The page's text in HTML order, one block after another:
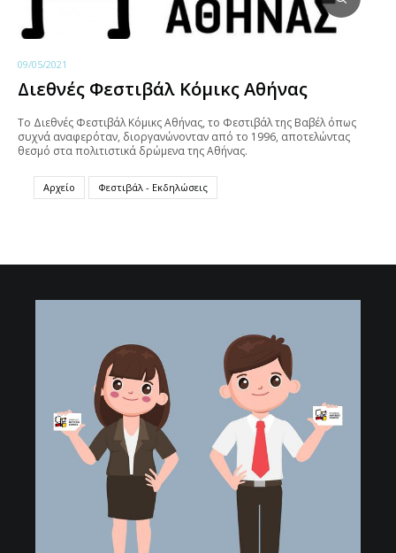
09/05/2021
Διεθνές Φεστιβάλ Κόμικς Αθήνας
Το Διεθνές Φεστιβάλ Κόμικς Αθήνας, το Φεστιβάλ της Βαβέλ όπως
συχνά αναφερόταν, διοργανώνονταν από το 1996, αποτελώντας
θεσμό στα πολιτιστικά δρώμενα της Αθήνας.
Αρχείο Φεστιβάλ - Εκδηλώσεις